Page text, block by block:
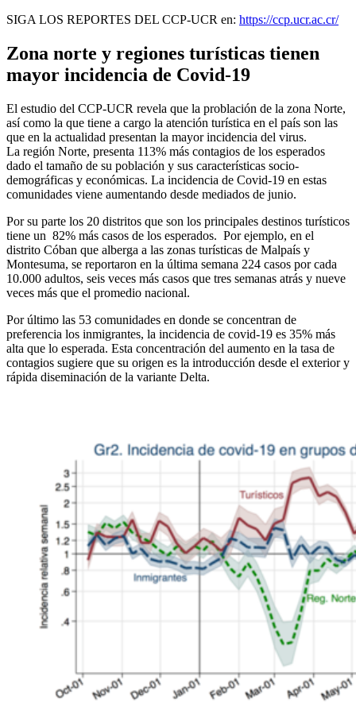
SIGA LOS REPORTES DEL CCP-UCR en: https://ccp.ucr.ac.cr/
Zona norte y regiones turísticas tienen
mayor incidencia de Covid-19
El estudio del CCP-UCR revela que la problación de la zona Norte,
así como la que tiene a cargo la atención turística en el país son las
que en la actualidad presentan la mayor incidencia del virus.
La región Norte, presenta 113% más contagios de los esperados
dado el tamaño de su población y sus características socio-
demográficas y económicas. La incidencia de Covid-19 en estas
comunidades viene aumentando desde mediados de junio.
Por su parte los 20 distritos que son los principales destinos turísticos
tiene un 82% más casos de los esperados. Por ejemplo, en el
distrito Cóban que alberga a las zonas turísticas de Malpaís y
Montesuma, se reportaron en la última semana 224 casos por cada
10.000 adultos, seis veces más casos que tres semanas atrás y nueve
veces más que el promedio nacional.
Por último las 53 comunidades en donde se concentran de
preferencia los inmigrantes, la incidencia de covid-19 es 35% más
alta que lo esperada. Esta concentración del aumento en la tasa de
contagios sugiere que su origen es la introducción desde el exterior y
rápida diseminación de la variante Delta.